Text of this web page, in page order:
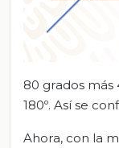
80 grados más
180º. Así se
Ahora, con la